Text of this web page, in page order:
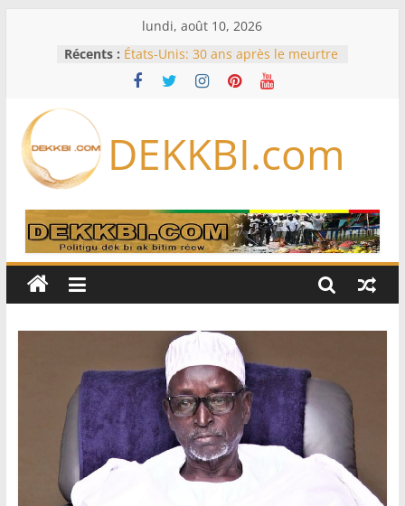
lundi, août 10, 2026
Récents : États-Unis: 30 ans après le meurtre
de Tupac Shakur, un ex-chef de
gang devant la justice lors d’un
Concacaf et l’AFC veulent rallier « la
famille du football »
urnes
Éclipse solaire du 12 août: les
meilleurs endroits pour l’observer
en Europe, en Amérique du Nord
États-Unis: à court de munitions, le
de l’armement d’accélérer sa
production
DEKKBI.com